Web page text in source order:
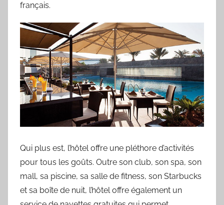
français.
Qui plus est, l’hôtel offre une pléthore d’activités
pour tous les goûts. Outre son club, son spa, son
mall, sa piscine, sa salle de fitness, son Starbucks
et sa boîte de nuit, l’hôtel offre également un